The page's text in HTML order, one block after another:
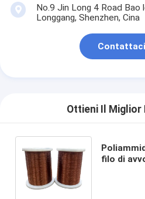
No.9 Jin Long 4 Road
Longgang, Shenzhen, Cina
Contattaci
Ottieni Il Miglior
filo di